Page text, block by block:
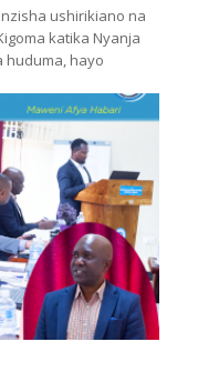
ushirikiano na
katika Nyanja
huduma, hayo